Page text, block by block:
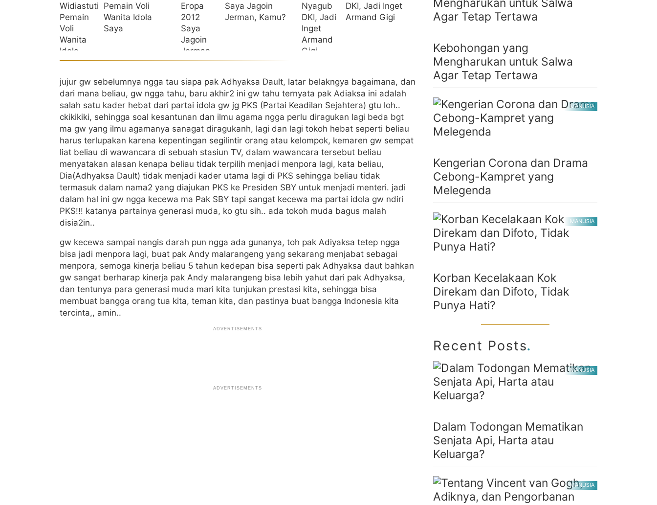
Pemain Voli
Wanita Idola
Saya
Saya Jagoin
Jerman, Kamu?
DKI, Jadi Inget
Armand Gigi
jujur gw sebelumnya ngga tau siapa pak Adhyaksa Dault, latar belakngya bagaimana, dan
dari mana beliau, gw ngga tahu, baru akhir2 ini gw tahu ternyata pak Adiaksa ini adalah
salah satu kader hebat dari partai idola gw jg PKS (Partai Keadilan Sejahtera) gtu loh..
ckikikiki, sehingga soal kesantunan dan ilmu agama ngga perlu diragukan lagi beda bgt
ma gw yang ilmu agamanya sanagat diragukanh, lagi dan lagi tokoh hebat seperti beliau
harus terlupakan karena kepentingan segilintir orang atau kelompok, kemaren gw sempat
liat beliau di wawancara di sebuah stasiun TV, dalam wawancara tersebut beliau
menyatakan alasan kenapa beliau tidak terpilih menjadi menpora lagi, kata beliau,
Dia(Adhyaksa Dault) tidak menjadi kader utama lagi di PKS sehingga beliau tidak
termasuk dalam nama2 yang diajukan PKS ke Presiden SBY untuk menjadi menteri. jadi
dalam hal ini gw ngga kecewa ma Pak SBY tapi sangat kecewa ma partai idola gw ndiri
PKS!!! katanya partainya generasi muda, ko gtu sih.. ada tokoh muda bagus malah
disia2in..
gw kecewa sampai nangis darah pun ngga ada gunanya, toh pak Adiyaksa tetep ngga
bisa jadi menpora lagi, buat pak Andy malarangeng yang sekarang menjabat sebagai
menpora, semoga kinerja beliau 5 tahun kedepan bisa seperti pak Adhyaksa daut bahkan
gw sangat berharap kinerja pak Andy malarangeng bisa lebih yahut dari pak Adhyaksa,
dan tentunya para generasi muda mari kita tunjukan prestasi kita, sehingga bisa
membuat bangga orang tua kita, teman kita, dan pastinya buat bangga Indonesia kita
tercinta,, amin..
Kebohongan yang
Mengharukan untuk Salwa
Agar Tetap Tertawa
MANUSIA
Kengerian Corona dan Drama
Cebong-Kampret yang
Melegenda
MANUSIA
Korban Kecelakaan Kok
Direkam dan Difoto, Tidak
Punya Hati?
Recent Posts.
MANUSIA
Dalam Todongan Mematikan
Senjata Api, Harta atau
Keluarga?
MANUSIA